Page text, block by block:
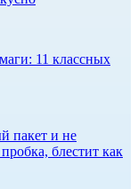
11 классных
пакет и не
блестит как